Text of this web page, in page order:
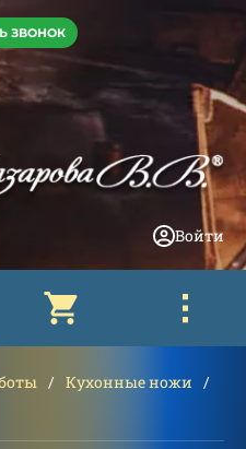
ЗВОНОК
Войти
Кухонные ножи